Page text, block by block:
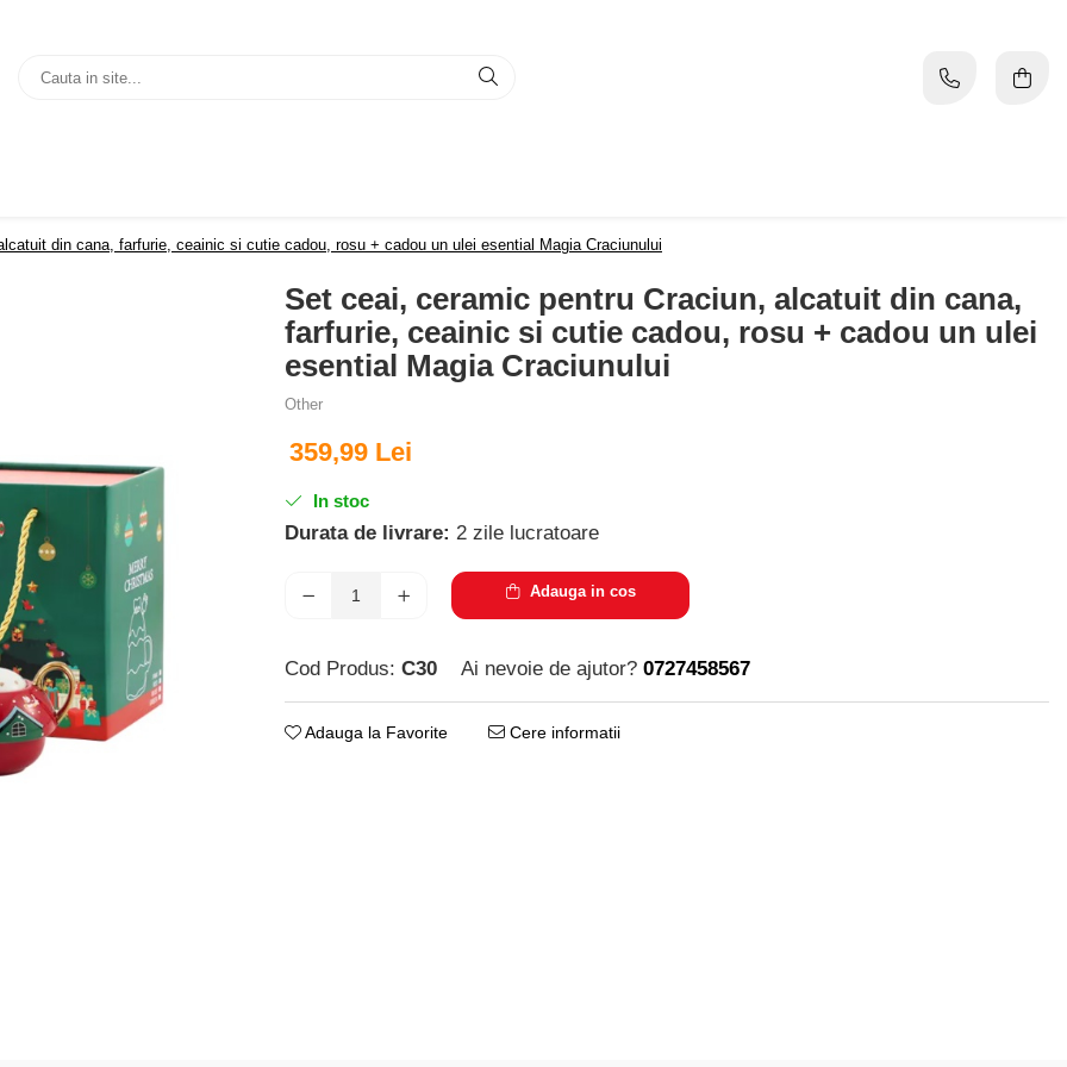
din cana, farfurie, ceainic si cutie cadou, rosu + cadou un ulei esential Magia Craciunului
Set ceai, ceramic pentru Craciun, alcatuit din cana,
farfurie, ceainic si cutie cadou, rosu + cadou un ulei
esential Magia Craciunului
Other
359,99 Lei
In stoc
Durata de livrare: 2 zile lucratoare
Adauga in cos
Cod Produs: C30 Ai nevoie de ajutor? 0727458567
Adauga la Favorite Cere informatii